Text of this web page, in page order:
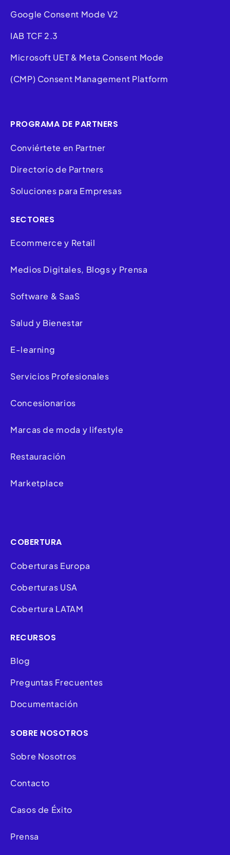
Google Consent Mode V2
IAB TCF 2.3
Microsoft UET & Meta Consent Mode
(CMP) Consent Management Platform
PROGRAMA DE PARTNERS
Conviértete en Partner
Directorio de Partners
Soluciones para Empresas
SECTORES
Ecommerce y Retail
Medios Digitales, Blogs y Prensa
Software & SaaS
Salud y Bienestar
E-learning
Servicios Profesionales
Concesionarios
Marcas de moda y lifestyle
Restauración
Marketplace
COBERTURA
Coberturas Europa
Coberturas USA
Cobertura LATAM
RECURSOS
Blog
Preguntas Frecuentes
Documentación
SOBRE NOSOTROS
Sobre Nosotros
Contacto
Casos de Éxito
Prensa